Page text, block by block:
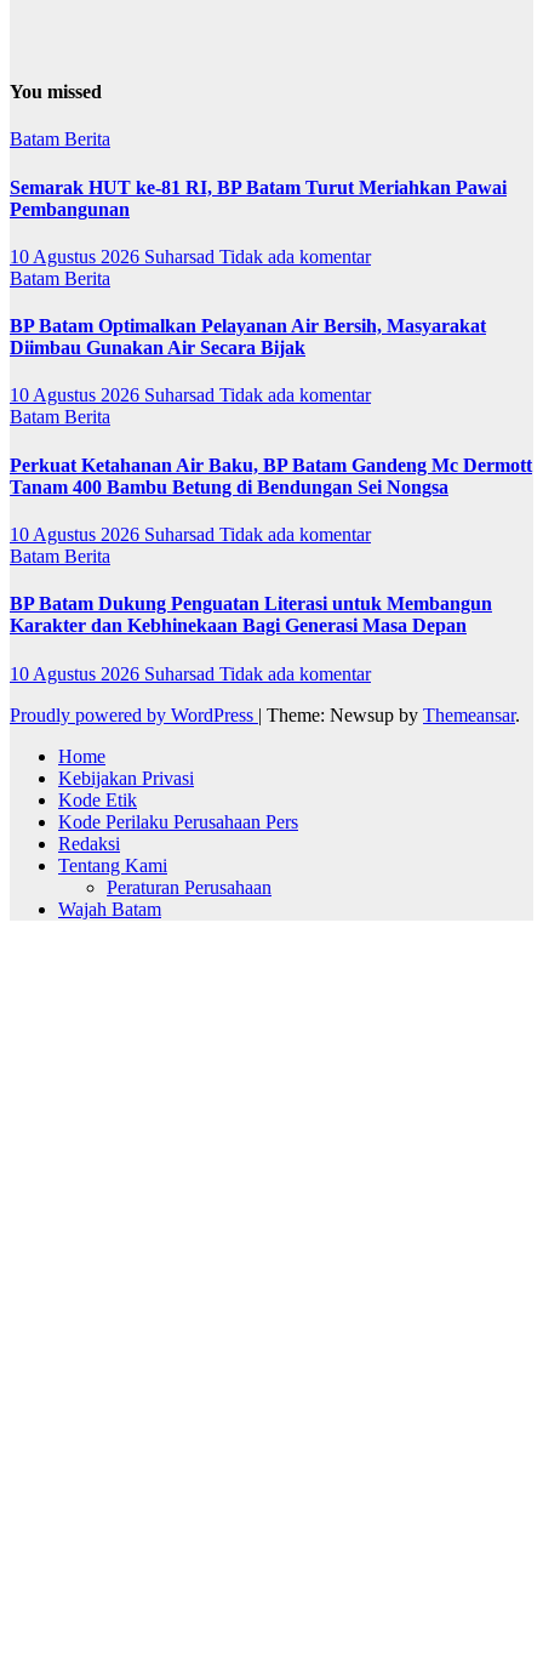
You missed
Batam Berita
Semarak HUT ke-81 RI, BP Batam Turut Meriahkan Pawai
Pembangunan
10 Agustus 2026 Suharsad Tidak ada komentar
Batam Berita
BP Batam Optimalkan Pelayanan Air Bersih, Masyarakat
Diimbau Gunakan Air Secara Bijak
10 Agustus 2026 Suharsad Tidak ada komentar
Batam Berita
Perkuat Ketahanan Air Baku, BP Batam Gandeng Mc Dermott
Tanam 400 Bambu Betung di Bendungan Sei Nongsa
10 Agustus 2026 Suharsad Tidak ada komentar
Batam Berita
BP Batam Dukung Penguatan Literasi untuk Membangun
Karakter dan Kebhinekaan Bagi Generasi Masa Depan
10 Agustus 2026 Suharsad Tidak ada komentar
Proudly powered by WordPress | Theme: Newsup by Themeansar.
Home
Kebijakan Privasi
Kode Etik
Kode Perilaku Perusahaan Pers
Redaksi
Tentang Kami
Peraturan Perusahaan
Wajah Batam